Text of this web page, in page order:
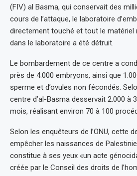
(FIV) al Basma, qui conservait des
cours de l’attaque, le laboratoire
directement touché et tout le
dans le laboratoire a été détruit.
Le bombardement de ce centre a
près de 4.000 embryons, ainsi que
sperme et d’ovules non fécondés.
centre d’al-Basma desservait 2.000 à
mois, réalisant environ 70 à 100
Selon les enquêteurs de l’ONU, cette
empêcher les naissances de
constitue à ses yeux «un acte
créée par le Conseil des droits de